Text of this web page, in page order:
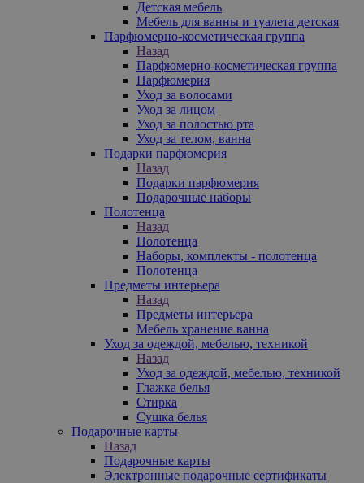
Детская мебель
Мебель для ванны и туалета детская
Парфюмерно-косметическая группа
Назад
Парфюмерно-косметическая группа
Парфюмерия
Уход за волосами
Уход за лицом
Уход за полостью рта
Уход за телом, ванна
Подарки парфюмерия
Назад
Подарки парфюмерия
Подарочные наборы
Полотенца
Назад
Полотенца
Наборы, комплекты - полотенца
Полотенца
Предметы интерьера
Назад
Предметы интерьера
Мебель хранение ванна
Уход за одеждой, мебелью, техникой
Назад
Уход за одеждой, мебелью, техникой
Глажка белья
Стирка
Сушка белья
Подарочные карты
Назад
Подарочные карты
Электронные подарочные сертификаты